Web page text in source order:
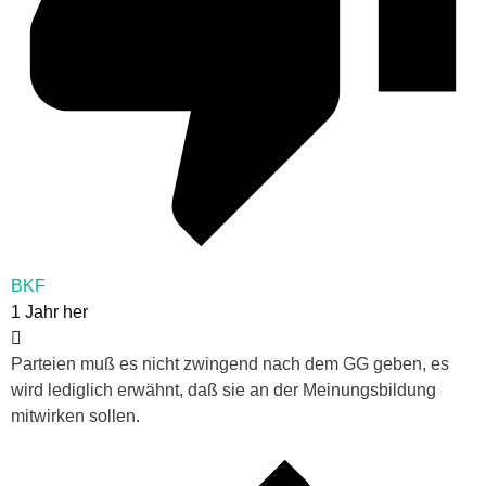
BKF
1 Jahr her
Parteien muß es nicht zwingend nach dem GG geben, es
wird lediglich erwähnt, daß sie an der Meinungsbildung
mitwirken sollen.